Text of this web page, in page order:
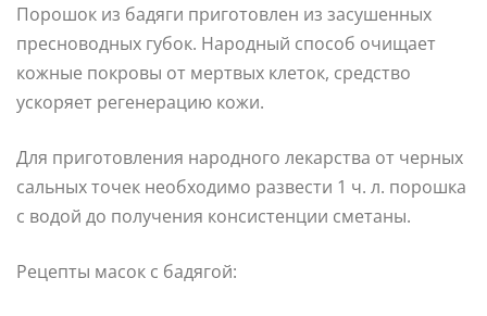
Порошок из бадяги приготовлен из засушенных
пресноводных губок. Народный способ очищает
кожные покровы от мертвых клеток, средство
ускоряет регенерацию кожи.
Для приготовления народного лекарства от черных
сальных точек необходимо развести 1 ч. л. порошка
с водой до получения консистенции сметаны.
Рецепты масок с бадягой: